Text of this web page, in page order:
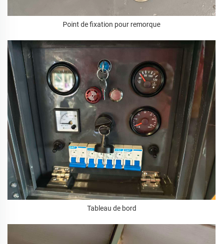
Point de fixation pour remorque
Tableau de bord